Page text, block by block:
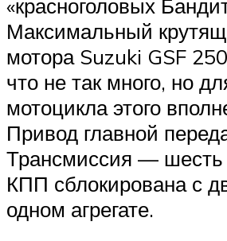
«красноголовых
Максимальный
мотора Suzuki GSF
что не так много, но
мотоцикла этого
Привод главной
Трансмиссия — шесть
КПП сблокирована с
одном агрегате.